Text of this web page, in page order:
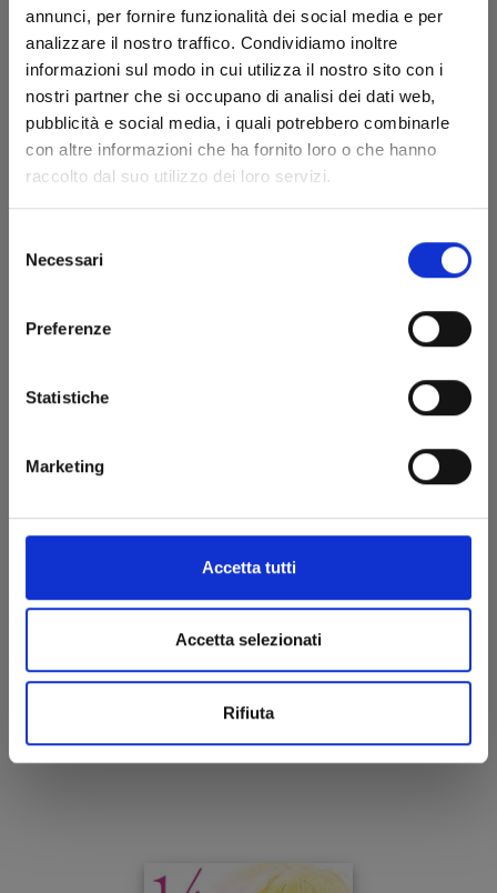
annunci, per fornire funzionalità dei social media e per
analizzare il nostro traffico. Condividiamo inoltre
informazioni sul modo in cui utilizza il nostro sito con i
nostri partner che si occupano di analisi dei dati web,
pubblicità e social media, i quali potrebbero combinarle
con altre informazioni che ha fornito loro o che hanno
raccolto dal suo utilizzo dei loro servizi.
delNecessari
Preferenze
Statistiche
Marketing
Accetta tutti
Accetta selezionati
Rifiuta
MANGA BOMBER NEW EDITION n. 5
23/06/2026
€ 9,90
€ 6,90